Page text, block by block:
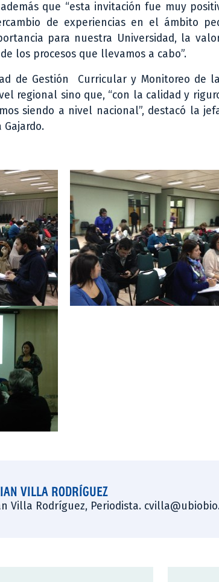
que “esta invitación fue muy
de experiencias en el ámbito
para nuestra Universidad, la
los procesos que llevamos a cabo”.
de Gestión Curricular y Monitoreo de
regional sino que, “con la calidad y
siendo a nivel nacional”, destacó la
Gajardo.
VILLA RODRÍGUEZ
Villa Rodríguez, Periodista.